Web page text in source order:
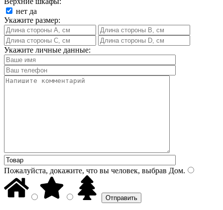
нет да
Укажите размер:
Укажите личные данные:
Пожалуйста, докажите, что вы человек, выбрав Дом.